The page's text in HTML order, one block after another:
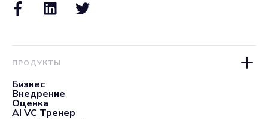
ПРОДУКТЫ
Бизнес
Внедрение
Оценка
AI VC Тренер